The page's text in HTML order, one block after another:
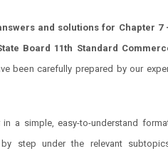
and solutions for Chapter 7
Board 11th Standard
been carefully prepared by our
a simple, easy-to-understand
step under the relevant